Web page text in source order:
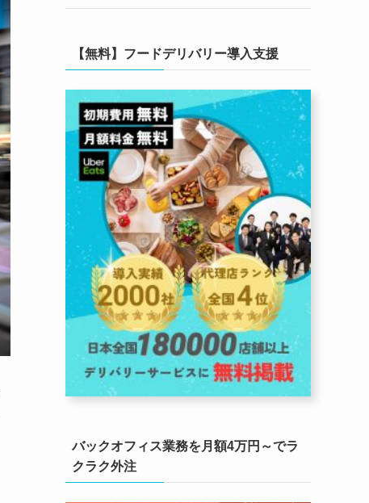
【無料】フードデリバリー導入支援
バックオフィス業務を月額4万円～でラ
クラク外注